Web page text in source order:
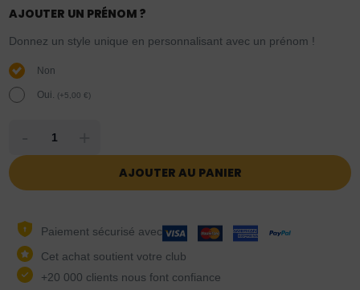
AJOUTER UN PRÉNOM ?
Donnez un style unique en personnalisant avec un prénom !
Non
Oui. (+5,00€)
AJOUTER AU PANIER
Paiement sécurisé avec
Cet achat soutient votre club
+20 000 clients nous font confiance